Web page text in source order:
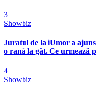
3
Showbiz
Juratul de la iUmor a
o rană la gât. Ce urmează
4
Showbiz